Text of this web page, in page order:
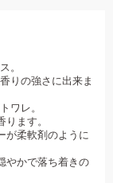
。
りの強さに出来ま
ワレ。
ます。
が柔軟剤のように
やかで落ち着きの